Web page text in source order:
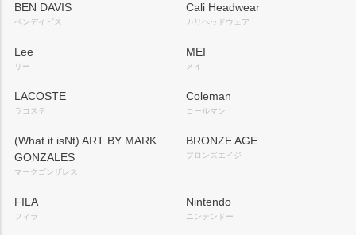
BEN DAVIS
ベンデイビス
Cali Headwear
カリヘッドウェア
Lee
リー
MEI
メイ
LACOSTE
ラコステ
Coleman
コールマン
(What it isNt) ART BY MARK
GONZALES
マークゴンザレス
BRONZE AGE
ブロンズエイジ
FILA
フィラ
Nintendo
ニンテンドー